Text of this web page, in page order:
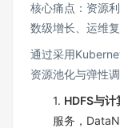
核心痛点：资源
数级增长、运维
通过采用
资源池化与弹性
1. HDFS与
服务，